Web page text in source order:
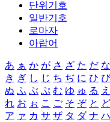
단위기호
일반기호
로마자
아랍어
あ ぁ か が さ ざ た だ な
き ぎ し じ ち ぢ に ひ び
ぬ ふ ぶ ぷ む ゆ ゅ る え
れ お ぉ こ ご そ ぞ と ど
ア ァ カ サ ザ タ ダ ナ ハ